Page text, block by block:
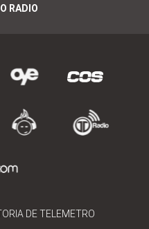
RADIO
DE TELEMETRO